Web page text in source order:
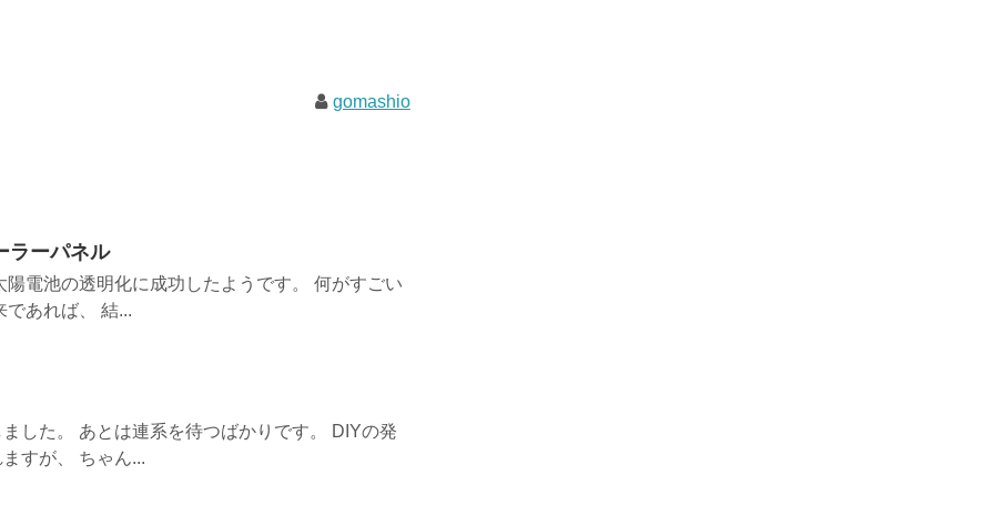
gomashio
ラーパネル
電池の透明化に成功したようです。 何がすごい
であれば、 結...
した。 あとは連系を待つばかりです。 DIYの発
すが、 ちゃん...